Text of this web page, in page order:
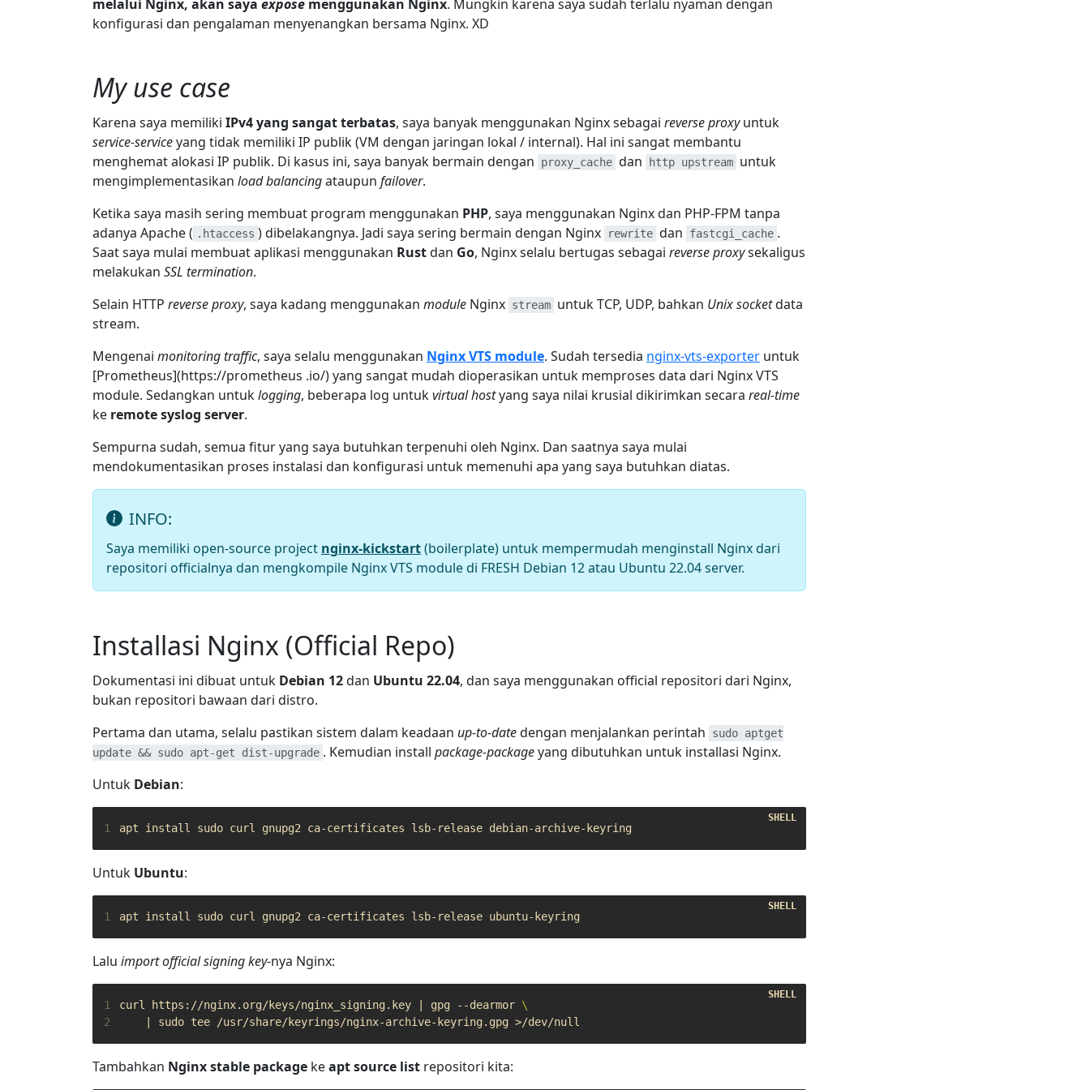
melalui Nginx, akan saya expose menggunakan Nginx. Mungkin karena saya sudah terlalu nyaman dengan
konfigurasi dan pengalaman menyenangkan bersama Nginx. XD
My use case
Karena saya memiliki IPv4 yang sangat terbatas, saya banyak menggunakan Nginx sebagai reverse proxyuntuk
service-serviceyang tidak memiliki IP publik (VM dengan jaringan lokal / internal). Hal ini sangat membantu
menghemat alokasi IP publik. Di kasus ini, saya banyak bermain dengan
proxy_cache dan http upstream untuk
mengimplementasikan load balancingataupun failover.
Ketika saya masih sering membuat program menggunakan PHP, saya menggunakan Nginx dan PHP-FPM tanpa
adanya Apache ( .htaccess ) dibelakangnya. Jadi saya sering bermain dengan Nginx rewrite dan fastcgi_cache .
Saat saya mulai membuat aplikasi menggunakan Rustdan Go, Nginx selalu bertugas sebagai reverse proxysekaligus
melakukan SSL termination.
Selain HTTP reverse proxy, saya kadang menggunakan module Nginx stream untuk TCP, UDP, bahkan Unix socketdata
stream.
Mengenai monitoring traffic, saya selalu menggunakan Nginx VTS module. Sudah tersedia nginx-vts-exporter untuk
[Prometheus](https://prometheus .io/) yang sangat mudah dioperasikan untuk memproses data dari Nginx VTS
module. Sedangkan untuklogging, beberapa log untukvirtual hostyang saya nilai krusial dikirimkan secara real-time
ke remote syslog server.
Sempurna sudah, semua fitur yang saya butuhkan terpenuhi oleh Nginx. Dan saatnya saya mulai
mendokumentasikan proses instalasi dan konfigurasi untuk memenuhi apa yang saya butuhkan diatas.
INFO:
Saya memiliki open-source project nginx-kickstart(boilerplate) untuk mempermudah menginstall Nginx dari
repositori officialnya dan mengkompile Nginx VTS module di FRESH Debian 12 atau Ubuntu 22.04 server.
Installasi Nginx (Official Repo)
Dokumentasi ini dibuat untuk Debian 12dan Ubuntu 22.04, dan saya menggunakan official repositori dari Nginx,
bukan repositori bawaan dari distro.
Pertama dan utama, selalu pastikan sistem dalam keadaan up-to-datedengan menjalankan perintah
sudo aptget
update && sudo apt-get dist-upgrade . Kemudian install package-packageyang dibutuhkan untuk installasi Nginx.
Untuk Debian:
1 apt install sudo curl gnupg2 ca-certificates lsb-release debian-archive-keyring
Untuk Ubuntu:
1 apt install sudo curl gnupg2 ca-certificates lsb-release ubuntu-keyring
Lalu importofficial signing key-nya Nginx:
1 curl https://nginx.org/keys/nginx_signing.key gpg --dearmor
2
Tambahkan Nginx stable package keapt source list repositori kita: